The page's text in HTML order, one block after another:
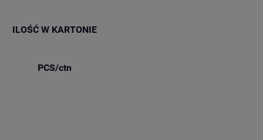
ILOŚĆ W KARTONIE
PCS/ctn